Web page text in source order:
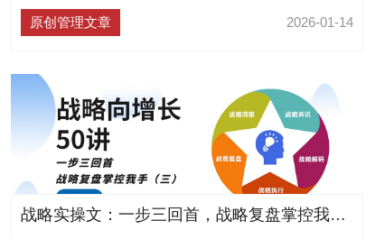
原创管理文章 2026-01-14
战略实操文：一步三回首，战略复盘掌控我手（三）（连载53）